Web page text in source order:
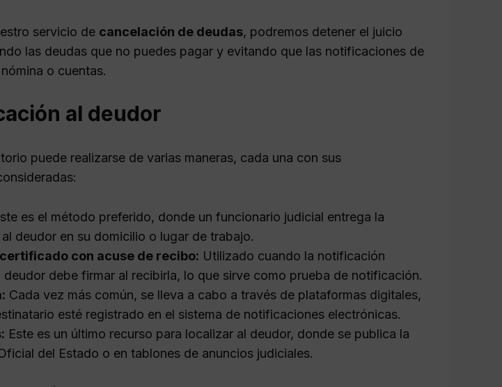
servicio de cancelación de deudas, podremos detener el juicio
las deudas que no puedes pagar y evitando que las notificaciones de
o cuentas.
al deudor
puede realizarse de varias maneras, cada una con sus
es el método preferido, donde un funcionario judicial entrega la
deudor en su domicilio o lugar de trabajo.
con acuse de recibo: Utilizado cuando la notificación
debe firmar al recibirla, lo que sirve como prueba de notificación.
Cada vez más común, se lleva a cabo a través de plataformas digitales,
esté registrado en el sistema de notificaciones electrónicas.
Este es un último recurso para localizar al deudor, donde se publica la
del Estado o en tablones de anuncios judiciales.